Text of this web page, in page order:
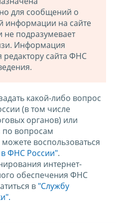
для сообщений о
информации на сайте
подразумевает
Информация
редактору сайта ФНС
какой-либо вопрос
(в том числе
органов) или
по вопросам
воспользоваться
в ФНС России".
интернет-
обеспечения ФНС
в "Службу